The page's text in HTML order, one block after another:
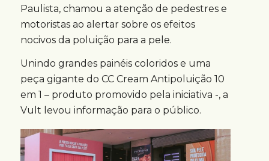
Paulista, chamou a atenção de pedestres e
motoristas ao alertar sobre os efeitos
nocivos da poluição para a pele.
Unindo grandes painéis coloridos e uma
peça gigante do CC Cream Antipoluição 10
em 1 – produto promovido pela iniciativa -, a
Vult levou informação para o público.